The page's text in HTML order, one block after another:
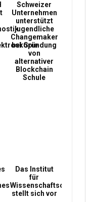
Schweizer
Unternehmen
unterstützt
jugendliche
Changemaker
bei Gründung
von
alternativer
Blockchain
Schule
Das Institut
für
stellt sich vor